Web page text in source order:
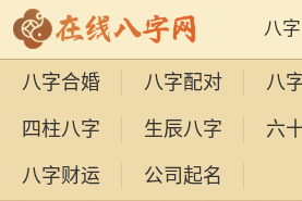
八字
八字合婚 八字配对 八
四柱八字 生辰八字 六
八字财运 公司起名